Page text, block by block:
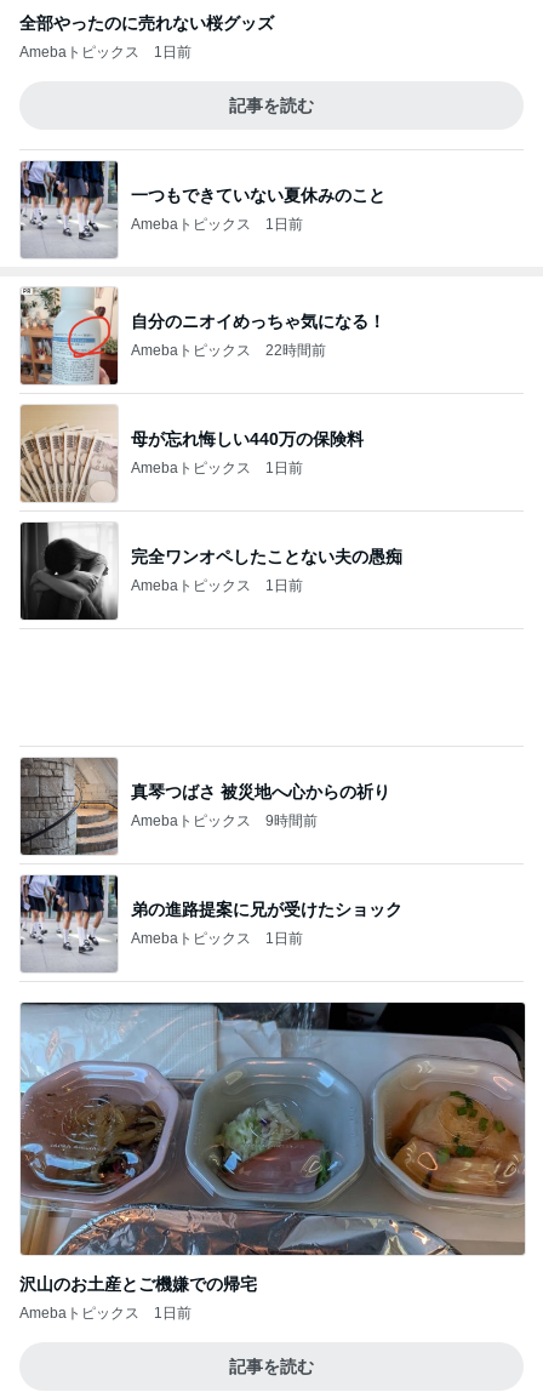
全部やったのに売れない桜グッズ
Amebaトピックス 1日前
記事を読む
一つもできていない夏休みのこと
Amebaトピックス 1日前
自分のニオイめっちゃ気になる！
Amebaトピックス 22時間前
母が忘れ悔しい440万の保険料
Amebaトピックス 1日前
完全ワンオペしたことない夫の愚痴
Amebaトピックス 1日前
弟の進路提案に兄が受けたショック
Amebaトピックス 1日前
沢山のお土産とご機嫌での帰宅
Amebaトピックス
記事を読む
Amebaトピックス 1日前